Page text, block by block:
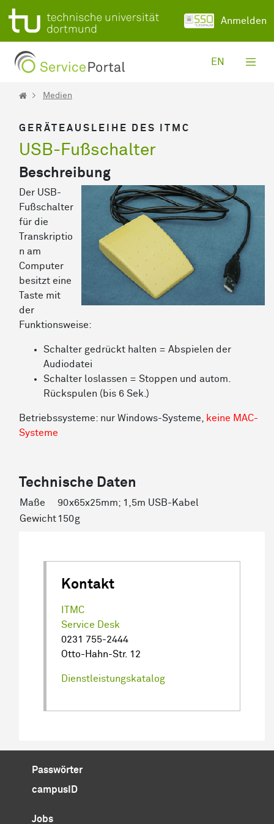
Zum Hauptinhalt springen
Anmelden
EN
Medien
GERÄTEAUSLEIHE DES ITMC
USB-Fußschalter
Beschreibung
Der USB-
Fußschalter
für die
Transkriptio
n am
Computer
besitzt eine
Taste mit
der
Funktionsweise:
Schalter gedrückt halten = Abspielen der
Audiodatei
Schalter loslassen = Stoppen und autom.
Rückspulen (bis 6 Sek.)
Betriebssysteme: nur Windows-Systeme,
keine MAC-
Systeme
Technische Daten
Maße
90x65x25mm; 1,5m USB-Kabel
Gewicht 150g
Kontakt
ITMC
Service Desk
0231 755-2444
Otto-Hahn-Str. 12
Dienstleistungskatalog
Passwörter
campusID
Jobs